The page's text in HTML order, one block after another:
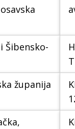
Šibensko-
županija